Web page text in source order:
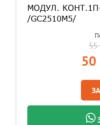
МОДУЛ.
/GC2510M5/
55
50